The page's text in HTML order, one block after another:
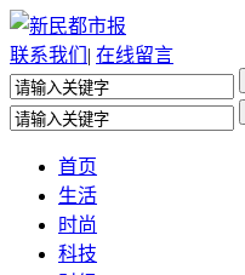
联系我们 | 在线留言
首页
生活
时尚
科技